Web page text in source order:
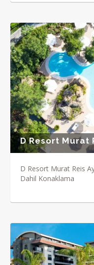
D Resort Murat
D Resort Murat Reis
Dahil Konaklama